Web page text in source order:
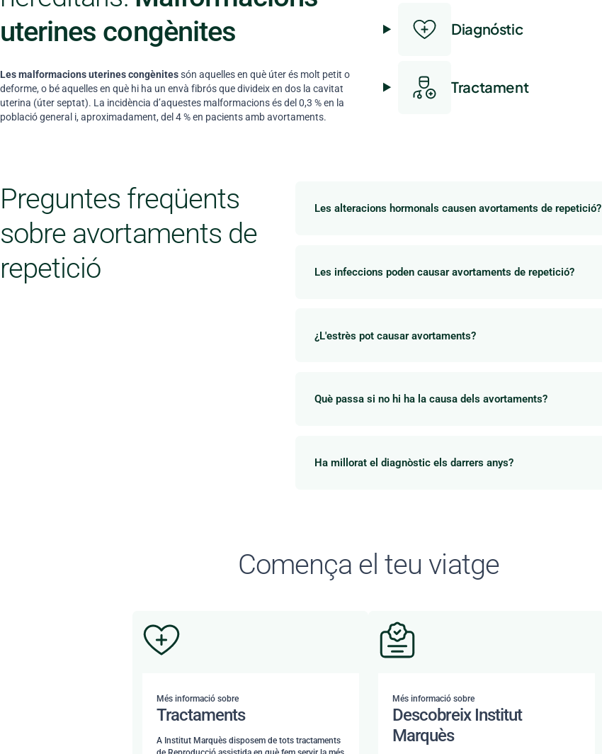
uterines congènites
Les malformacions uterines congènitessón aquelles en què úter és molt petit o
deforme, o bé aquelles en què hi ha un envà fibrós que divideix en dos la cavitat
uterina (úter septat). La incidència d’aquestes malformacions és del 0,3 % en la
població general i, aproximadament, del 4 % en pacients amb avortaments.
Diagnóstic
Tractament
Preguntes freqüents
sobre avortaments de
repetició
Les alteracions hormonals causen avortaments de repetició?
Les infeccions poden causar avortaments de repetició?
¿L'estrès pot causar avortaments?
Què passa si no hi ha la causa dels avortaments?
Ha millorat el diagnòstic els darrers anys?
Comença el teu viatge
Més informació sobre
Tractaments
A Institut Marquès disposem de tots tractaments
Més informació sobre
Descobreix Institut
Marquès